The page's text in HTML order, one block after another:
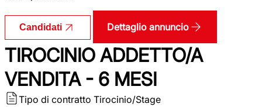
Candidati Dettaglio annuncio
TIROCINIO ADDETTO/A
VENDITA - 6 MESI
Tipo di contratto Tirocinio/Stage